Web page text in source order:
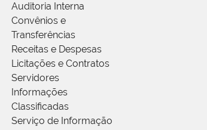
Auditoria Interna
Convênios e
Transferências
Receitas e Despesas
Licitações e Contratos
Servidores
Informações
Classificadas
Serviço de Informação